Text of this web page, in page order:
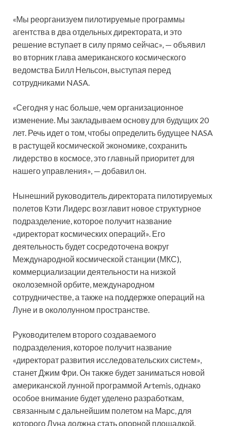
«Мы реорганизуем пилотируемые программы
агентства в два отдельных директората, и это
решение вступает в силу прямо сейчас», — объявил
во вторник глава американского космического
ведомства Билл Нельсон, выступая перед
сотрудниками NASA.
«Сегодня у нас больше, чем организационное
изменение. Мы закладываем основу для будущих 20
лет. Речь идет о том, чтобы определить будущее NASA
в растущей космической экономике, сохранить
лидерство в космосе, это главный приоритет для
нашего управления», — добавил он.
Нынешний руководитель директората пилотируемых
полетов Кэти Лидерс возглавит новое структурное
подразделение, которое получит название
«директорат космических операций». Его
деятельность будет сосредоточена вокруг
Международной космической станции (МКС),
коммерциализации деятельности на низкой
околоземной орбите, международном
сотрудничестве, а также на поддержке операций на
Луне и в окололунном пространстве.
Руководителем второго создаваемого
подразделения, которое получит название
«директорат развития исследовательских систем»,
станет Джим Фри. Он также будет заниматься новой
американской лунной программой Artemis, однако
особое внимание будет уделено разработкам,
связанным с дальнейшим полетом на Марс, для
которого Луна должна стать опорной площадкой.